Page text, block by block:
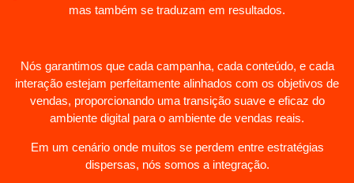
mas também se traduzam em resultados.
Nós garantimos que cada campanha, cada conteúdo, e cada
interação estejam perfeitamente alinhados com os objetivos de
vendas, proporcionando uma transição suave e eficaz do
ambiente digital para o ambiente de vendas reais.
Em um cenário onde muitos se perdem entre estratégias
dispersas, nós somos a integração.